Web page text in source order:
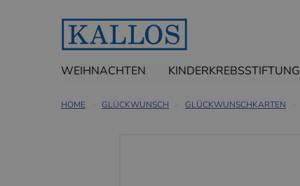
WEIHNACHTEN
KINDERKREBSSTIFTUNG
HOME GLÜCKWUNSCH GLÜCKWUNSCHKARTEN